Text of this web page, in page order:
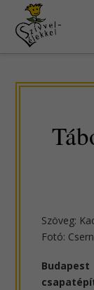
Szöveg:
Fotó: